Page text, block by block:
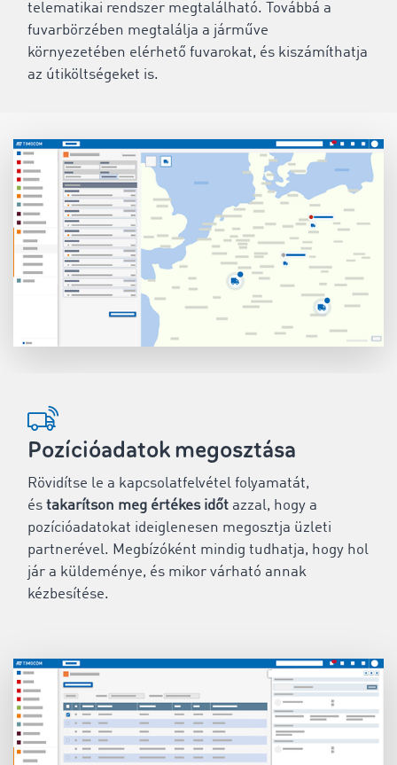
telematikai rendszer megtalálható. Továbbá a
fuvarbörzében megtalálja a járműve
környezetében elérhető fuvarokat, és kiszámíthatja
az útiköltségeket is.
Pozícióadatok megosztása
Rövidítse le a kapcsolatfelvétel folyamatát,
és takarítson meg értékes időt azzal, hogy a
pozícióadatokat ideiglenesen megosztja üzleti
partnerével. Megbízóként mindig tudhatja, hogy hol
jár a küldeménye, és mikor várható annak
kézbesítése.